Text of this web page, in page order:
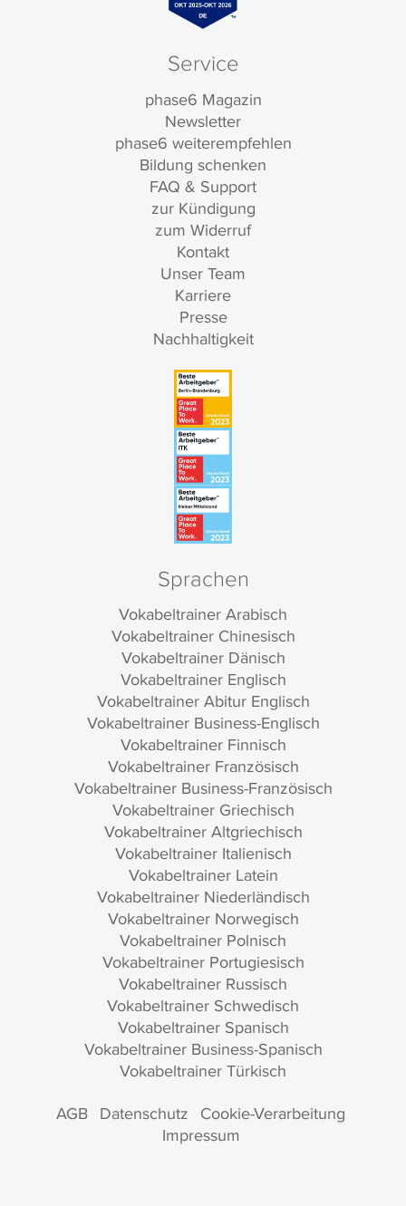
Service
phase6 Magazin
Newsletter
phase6 weiterempfehlen
Bildung schenken
FAQ & Support
zur Kündigung
zum Widerruf
Kontakt
Unser Team
Karriere
Presse
Nachhaltigkeit
Sprachen
Vokabeltrainer Arabisch
Vokabeltrainer Chinesisch
Vokabeltrainer Dänisch
Vokabeltrainer Englisch
Vokabeltrainer Abitur Englisch
Vokabeltrainer Business-Englisch
Vokabeltrainer Finnisch
Vokabeltrainer Französisch
Vokabeltrainer Business-Französisch
Vokabeltrainer Griechisch
Vokabeltrainer Altgriechisch
Vokabeltrainer Italienisch
Vokabeltrainer Latein
Vokabeltrainer Niederländisch
Vokabeltrainer Norwegisch
Vokabeltrainer Polnisch
Vokabeltrainer Portugiesisch
Vokabeltrainer Russisch
Vokabeltrainer Schwedisch
Vokabeltrainer Spanisch
Vokabeltrainer Business-Spanisch
Vokabeltrainer Türkisch
AGB Datenschutz Cookie-Verarbeitung
Impressum